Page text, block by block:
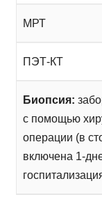
МРТ
ПЭТ-КТ
Биопсия:
с помощью
операции (в
включена 1-